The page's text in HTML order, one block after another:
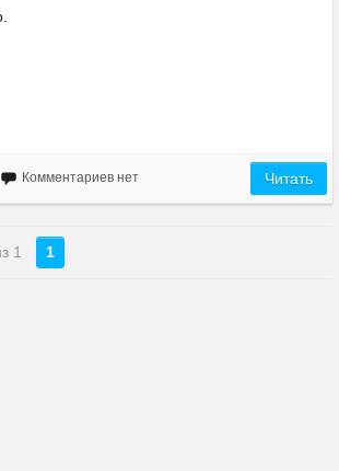
Комментариев нет Читать
1 1